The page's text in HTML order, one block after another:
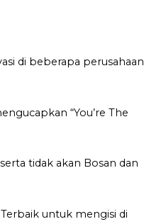
di beberapa perusahaan
“You’re The
tidak akan Bosan dan
untuk mengisi di